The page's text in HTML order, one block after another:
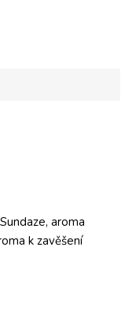
aroma
k zavěšení